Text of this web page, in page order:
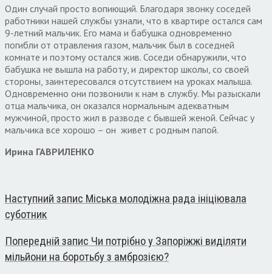
Один случай просто вопиющий. Благодаря звонку соседей
работники нашей службы узнали, что в квартире остался сам
9-летний мальчик. Его мама и бабушка одновременно
погибли от отравления газом, мальчик был в соседней
комнате и поэтому остался жив. Соседи обнаружили, что
бабушка не вышла на работу, и директор школы, со своей
стороны, заинтересовался отсутствием на уроках малыша.
Одновременно они позвонили к нам в службу. Мы разыскали
отца мальчика, он оказался нормальным адекватным
мужчиной, просто жил в разводе с бывшей женой. Сейчас у
мальчика все хорошо – он живет с родным папой.
Ирина ГАВРИЛЕНКО
Наступний запис Міська молодіжна рада ініціювала
суботник
Попередній запис Чи потрібно у Запоріжжі виділяти
мільйони на боротьбу з амброзією?